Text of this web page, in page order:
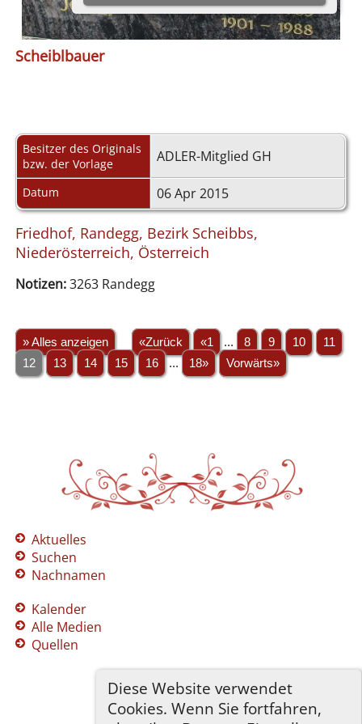
Diese Website verwendet
Cookies. Wenn Sie fortfahren,
Scheiblbauer
Besitzer des Originals
bzw. der Vorlage
ADLER-Mitglied GH
Datum 06 Apr 2015
Friedhof, Randegg, Bezirk Scheibbs,
Niederösterreich, Österreich
Notizen:3263 Randegg
» Alles anzeigen «Zurück «1 ... 8 9 10
11
12
13 14 15 16 ... 18» Vorwärts»
Aktuelles
Suchen
Nachnamen
Kalender
Alle Medien
Quellen